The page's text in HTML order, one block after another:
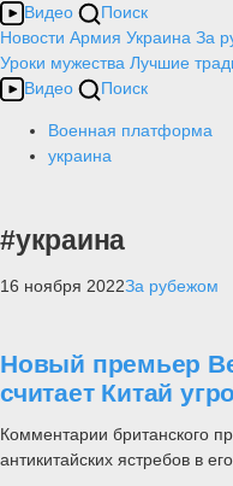
Видео
Поиск
Новости Армия Украина За
Уроки мужества Лучшие
Видео
Поиск
Военная платформа
украина
#украина
16 ноября 2022За рубежом
Новый премьер
считает Китай
Комментарии британского
антикитайских ястребов в